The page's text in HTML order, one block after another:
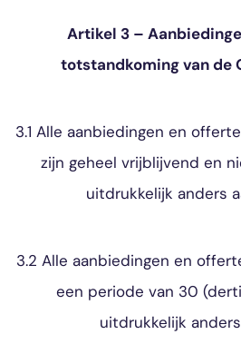
Artikel 3 –
totstandkoming van de
3.1 Alle aanbiedingen en
zijn geheel vrijblijvend en
uitdrukkelijk anders
3.2 Alle aanbiedingen en
een periode van 30
uitdrukkelijk